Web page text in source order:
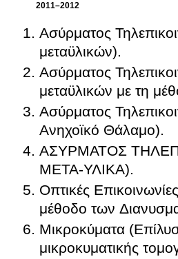
2011–2012
Ασύρματος
μεταϋλικών).
Ασύρματος
μεταϋλικών με τη
Ασύρματος
Ανηχοϊκό Θάλαμο).
ΑΣΥΡΜΑΤΟΣ
ΜΕΤΑ-ΥΛΙΚΑ).
Οπτικές
μέθοδο των
Μικροκύματα
μικροκυματικής